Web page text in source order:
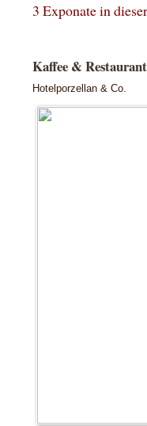
3 Exponate in
Kaffee &
Hotelporzellan & Co.